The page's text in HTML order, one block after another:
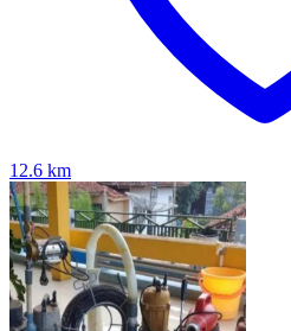
12.6 km